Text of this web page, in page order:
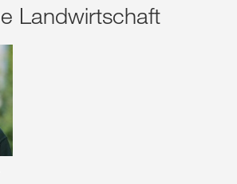
Landwirtschaft